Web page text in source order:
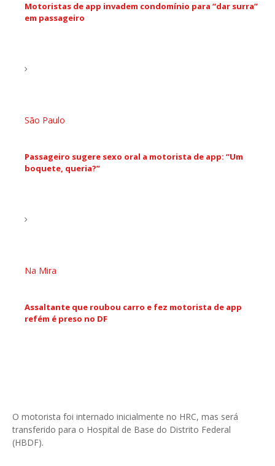
Motoristas de app invadem condomínio para “dar surra”
em passageiro
São Paulo
Passageiro sugere sexo oral a motorista de app: “Um
boquete, queria?”
Na Mira
Assaltante que roubou carro e fez motorista de app
refém é preso no DF
O motorista foi internado inicialmente no HRC, mas será
transferido para o Hospital de Base do Distrito Federal
(HBDF).